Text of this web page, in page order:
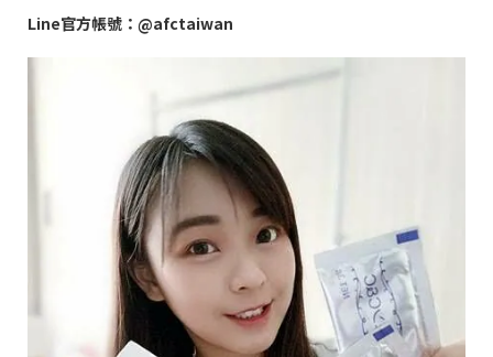
Line官方帳號： @afctaiwan